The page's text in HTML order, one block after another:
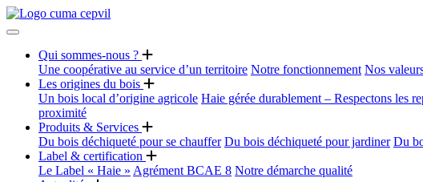
Qui sommes-nous ?
Une coopérative au service d’un territoire Notre fonctionnement Nos
Les origines du bois
Un bois local d’origine agricole Haie gérée durablement – Respectons les
proximité
Produits & Services
Du bois déchiqueté pour se chauffer Du bois déchiqueté pour jardiner Du
Label & certification
Le Label « Haie » Agrément BCAE 8 Notre démarche qualité